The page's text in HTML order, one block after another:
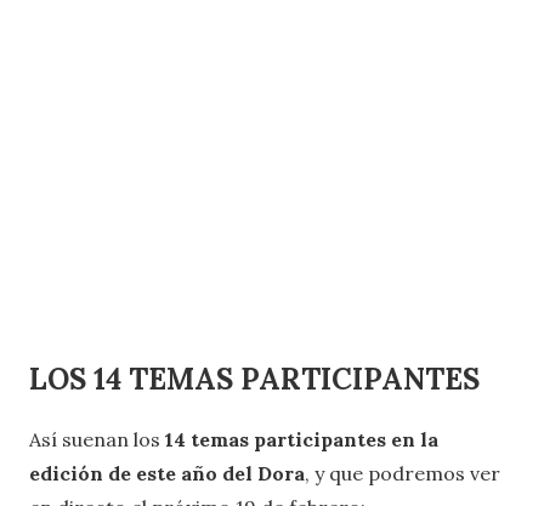
LOS 14 TEMAS PARTICIPANTES
Así suenan los 14 temas participantes en la
edición de este año del Dora, y que podremos ver